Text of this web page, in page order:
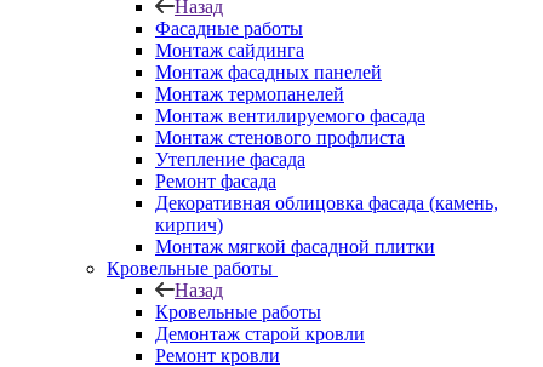
Назад
Фасадные работы
Монтаж сайдинга
Монтаж фасадных панелей
Монтаж термопанелей
Монтаж вентилируемого фасада
Монтаж стенового профлиста
Утепление фасада
Ремонт фасада
Декоративная облицовка фасада (камень,
кирпич)
Монтаж мягкой фасадной плитки
Кровельные работы
Назад
Кровельные работы
Демонтаж старой кровли
Ремонт кровли